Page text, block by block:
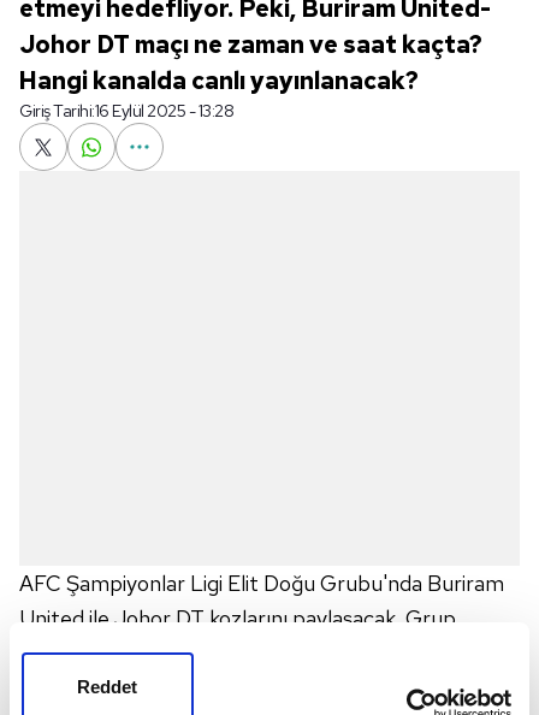
Reddet
etmeyi hedefliyor. Peki, Buriram United-
Johor DT maçı ne zaman ve saat kaçta?
Hangi kanalda canlı yayınlanacak?
Giriş Tarihi:16 Eylül 2025 - 13:28
AFC Şampiyonlar Ligi Elit Doğu Grubu'nda Buriram
United ile Johor DT kozlarını paylaşacak. Grup
etabının ilk maçında sahaya çıkacak iki ekip de,
turnuvaya galibiyetle başlayarak avantaj elde etmeyi